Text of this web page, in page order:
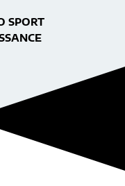
SPORT